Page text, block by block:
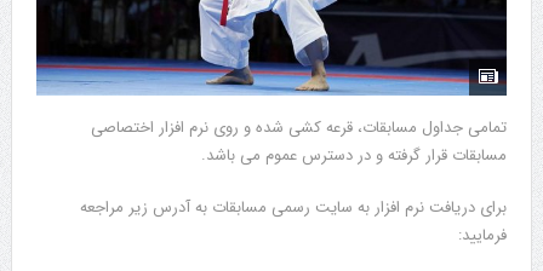
تمامی جداول مسابقات، قرعه کشی شده و روی نرم افزار اختصاصی
مسابقات قرار گرفته و در دسترس عموم می باشد.
برای دریافت نرم افزار به سایت رسمی مسابقات به آدرس زیر مراجعه
فرمایید: